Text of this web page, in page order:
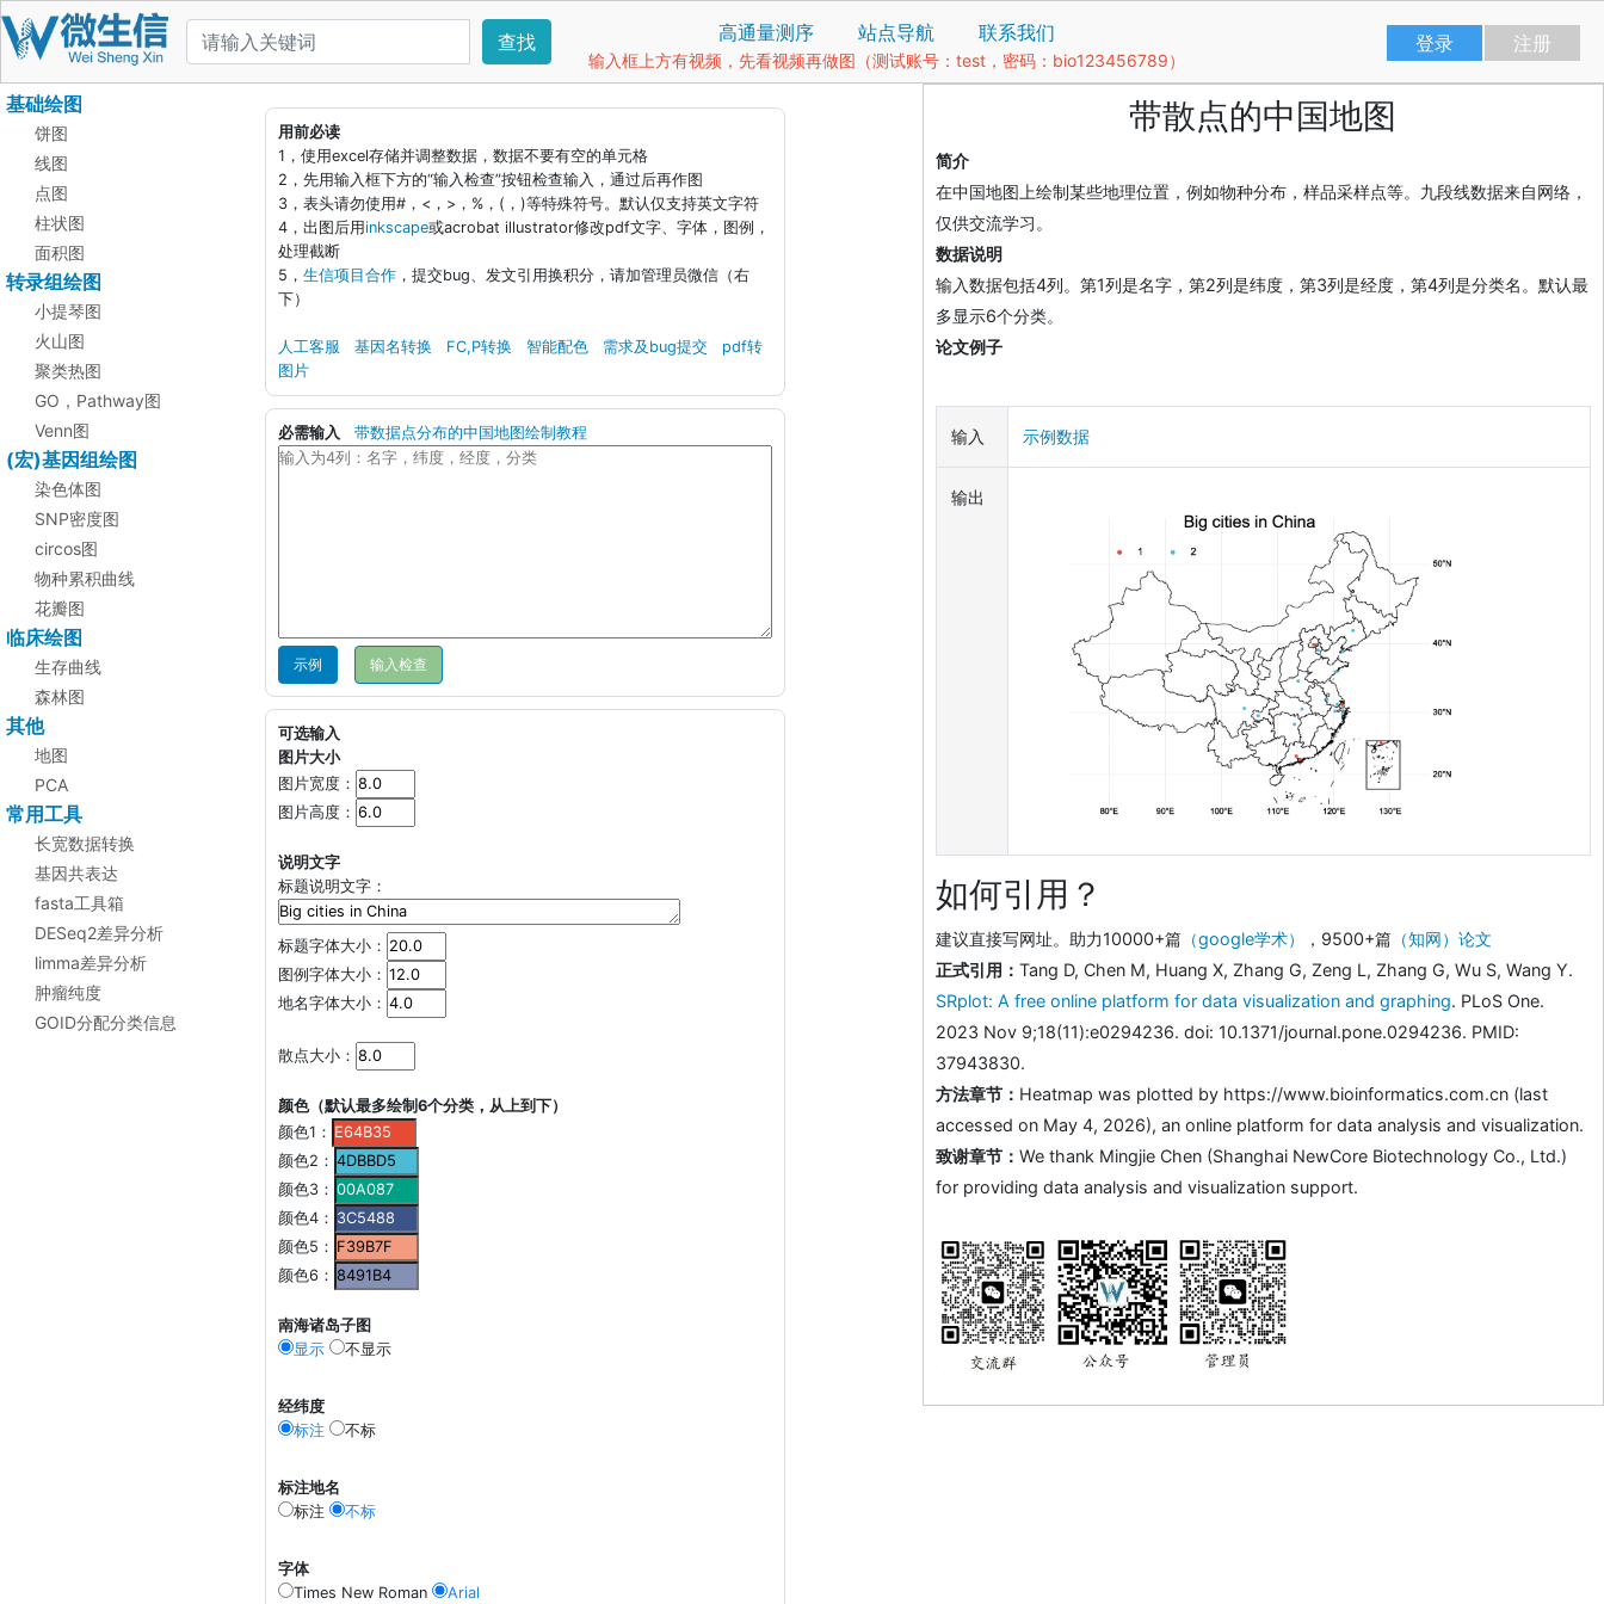
查找 高通量测序 站点导航 联系我们
输入框上方有视频，先看视频再做图（测试账号：test，密码：bio123456789）
注册
登录
基础绘图
饼图
线图
点图
柱状图
面积图
转录组绘图
小提琴图
火山图
聚类热图
GO，Pathway图
Venn图
(宏)基因组绘图
染色体图
SNP密度图
circos图
物种累积曲线
花瓣图
临床绘图
生存曲线
森林图
其他
地图
PCA
常用工具
长宽数据转换
基因共表达
fasta工具箱
DESeq2差异分析
limma差异分析
肿瘤纯度
GOID分配分类信息
用前必读
1，使用excel存储并调整数据，数据不要有空的单元格
2，先用输入框下方的“输入检查”按钮检查输入，通过后再作图
3，表头请勿使用#，<，>，%，(，)等特殊符号。默认仅支持英文字符
4，出图后用inkscape或acrobat illustrator修改pdf文字、字体，图例，
处理截断
5， 生信项目合作，提交bug、发文引用换积分，请加管理员微信（右
下）
人工客服 基因名转换 FC,P转换 智能配色 需求及bug提交
pdf转
图片
必需输入 带数据点分布的中国地图绘制教程
示例
可选输入
图片大小
图片宽度：
图片高度：
说明文字
标题说明文字：
标题字体大小：
图例字体大小：
地名字体大小：
散点大小：
颜色（默认最多绘制6个分类，从上到下）
颜色1：
颜色2：
颜色3：
颜色4：
颜色5：
颜色6：
南海诸岛子图
显示
不显示
经纬度
标注
不标
标注地名
标注
不标
字体
Times New Roman
Arial
带散点的中国地图
简介
在中国地图上绘制某些地理位置，例如物种分布，样品采样点等。九段线数据来自网络，
仅供交流学习。
数据说明
输入数据包括4列。第1列是名字，第2列是纬度，第3列是经度，第4列是分类名。默认最
多显示6个分类。
论文例子
输入 示例数据
输出
如何引用？
建议直接写网址。助力10000+篇（google学术） ，9500+篇（知网）论文
正式引用： Tang D, Chen M, Huang X, Zhang G, Zeng L, Zhang G, Wu S, Wang Y.
SRplot: A free online platform for data visualization and graphing. PLoS One.
2023 Nov 9;18(11):e0294236. doi: 10.1371/journal.pone.0294236. PMID:
37943830.
方法章节： Heatmap was plotted by https://www.bioinformatics.com.cn (last
accessed on May 4, 2026), an online platform for data analysis and visualization.
致谢章节： We thank Mingjie Chen (Shanghai NewCore Biotechnology Co., Ltd.)
for providing data analysis and visualization support.